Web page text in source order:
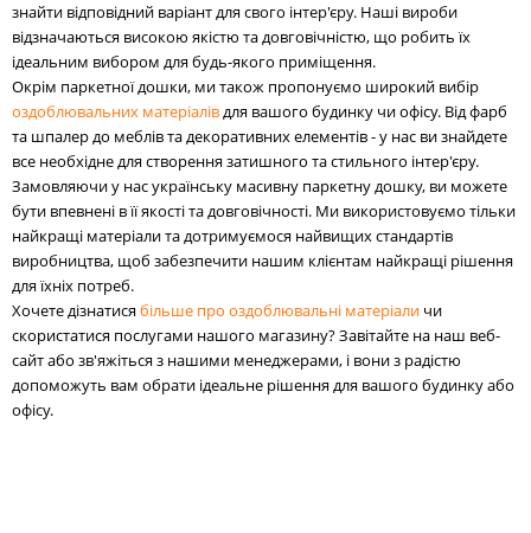
знайти відповідний варіант для свого інтер'єру. Наші вироби
відзначаються високою якістю та довговічністю, що робить їх
ідеальним вибором для будь-якого приміщення.
Окрім паркетної дошки, ми також пропонуємо широкий вибір
оздоблювальних матеріалівдля вашого будинку чи офісу. Від фарб
та шпалер до меблів та декоративних елементів - у нас ви знайдете
все необхідне для створення затишного та стильного інтер'єру.
Замовляючи у нас українську масивну паркетну дошку, ви можете
бути впевнені в її якості та довговічності. Ми використовуємо тільки
найкращі матеріали та дотримуємося найвищих стандартів
виробництва, щоб забезпечити нашим клієнтам найкращі рішення
для їхніх потреб.
Хочете дізнатисябільше про оздоблювальні матеріали чи
скористатися послугами нашого магазину? Завітайте на наш веб-
сайт або зв'яжіться з нашими менеджерами, і вони з радістю
допоможуть вам обрати ідеальне рішення для вашого будинку або
офісу.